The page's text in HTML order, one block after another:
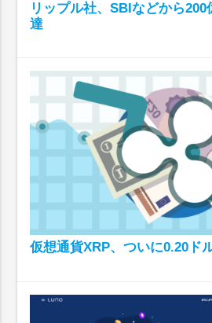
リップル社、SBIなどから200
達
仮想通貨XRP、ついに0.20ド